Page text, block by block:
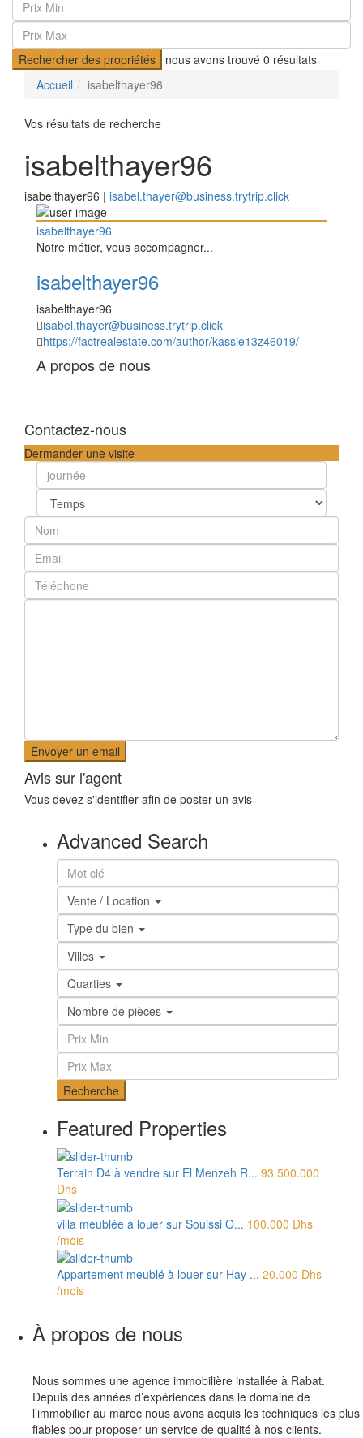
Rechercher des propriétés nous avons trouvé 0 résultats
Accueil
isabelthayer96
Vos résultats de recherche
isabelthayer96
isabelthayer96 | isabel.thayer@business.trytrip.click
isabelthayer96
Notre métier, vous accompagner...
isabelthayer96
isabelthayer96
isabel.thayer@business.trytrip.click
https://factrealestate.com/author/kassie13z46019/
A propos de nous
Contactez-nous
Dermander une visite
Avis sur l'agent
Vous devez s'identifier afin de poster un avis
Advanced Search
Vente / Location
Type du bien
Villes
Quarties
Nombre de pièces
Recherche
Featured Properties
Terrain D4 à vendre sur El Menzeh R... 93.500.000
Dhs
villa meublée à louer sur Souissi O... 100.000 Dhs
/mois
Appartement meublé à louer sur Hay ... 20.000 Dhs
/mois
À propos de nous
Nous sommes une agence immobilière installée à Rabat.
Depuis des années d’expériences dans le domaine de
l’immobilier au maroc nous avons acquis les techniques les plus
fiables pour proposer un service de qualité à nos clients.